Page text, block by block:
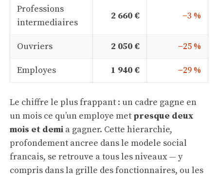
Professions
intermediaires
2 660 € −3 %
Ouvriers 2 050 € −25 %
Employes 1 940 € −29 %
Le chiffre le plus frappant : un cadre gagne en
un mois ce qu’un employe met presque deux
mois et demi a gagner. Cette hierarchie,
profondement ancree dans le modele social
francais, se retrouve a tous les niveaux — y
compris dans la grille des fonctionnaires, ou les